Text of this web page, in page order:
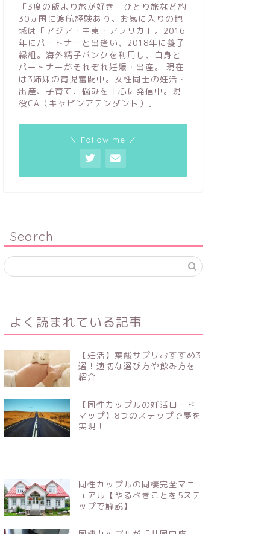
「3度の飯より旅が好き」ひとり旅など約
30ヵ国に渡航経験あり。お気に入りの地
域は「アジア・中東・アフリカ」。2016
年にパートナーと出逢い、2018年に養子
縁組。海外精子バンクを利用し、自身と
パートナーがそれぞれ妊娠・出産。 現在
は3姉妹の育児奮闘中。女性同士の妊活・
出産、子育て、悩みを中心に発信中。現
役CA（キャビンアテンダント）。
＼ Follow me ／
Search
よく読まれている記事
【妊活】葉酸サプリおすすめ3
選！適切な選び方や飲み方を
紹介
【同性カップルの妊活ロード
マップ】8つのステップで夢を
実現！
同性カップルの同棲完全マニ
ュアル【やるべきことを5ステ
ップで解説】